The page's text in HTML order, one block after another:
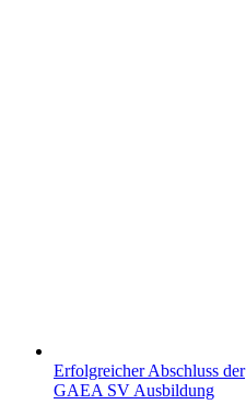
Erfolgreicher Abschluss der
GAEA SV Ausbildung